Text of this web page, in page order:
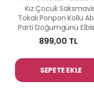
Kız Çocuk
Tokalı Ponpon Kollu
Parti Doğumgünü
899,00 TL
SEPETE EKLE